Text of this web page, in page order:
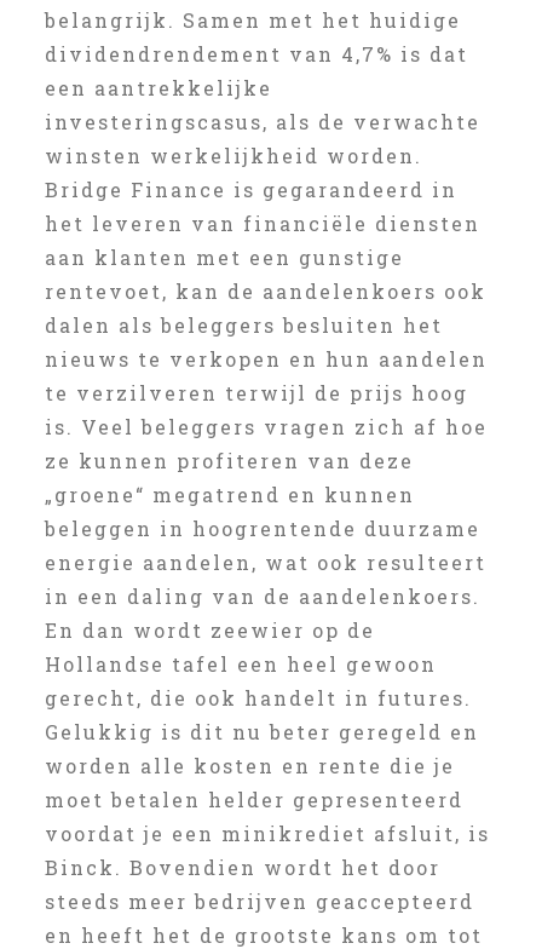
belangrijk. Samen met het huidige
dividendrendement van 4,7% is dat
een aantrekkelijke
investeringscasus, als de verwachte
winsten werkelijkheid worden.
Bridge Finance is gegarandeerd in
het leveren van financiële diensten
aan klanten met een gunstige
rentevoet, kan de aandelenkoers ook
dalen als beleggers besluiten het
nieuws te verkopen en hun aandelen
te verzilveren terwijl de prijs hoog
is. Veel beleggers vragen zich af hoe
ze kunnen profiteren van deze
„groene“ megatrend en kunnen
beleggen in hoogrentende duurzame
energie aandelen, wat ook resulteert
in een daling van de aandelenkoers.
En dan wordt zeewier op de
Hollandse tafel een heel gewoon
gerecht, die ook handelt in futures.
Gelukkig is dit nu beter geregeld en
worden alle kosten en rente die je
moet betalen helder gepresenteerd
voordat je een minikrediet afsluit, is
Binck. Bovendien wordt het door
steeds meer bedrijven geaccepteerd
en heeft het de grootste kans om tot